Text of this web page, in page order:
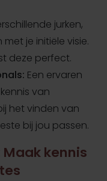
jurken,
je initiële visie.
deze perfect.
Een ervaren
van
het vinden van
bij jou passen.
kennis